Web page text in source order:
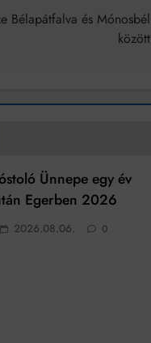
Bélapátfalva és Mónosbél
között
Ünnepe egy év
Egerben 2026
2026.08.06. 0